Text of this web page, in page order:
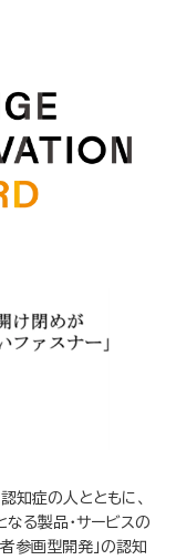
認知症の人とともに、
る製品・サービスの
参画型開発」の認知